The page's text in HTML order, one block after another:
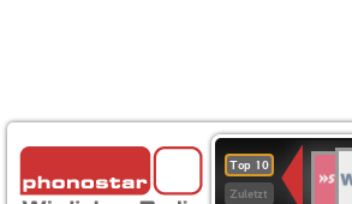
Top 10
Zuletzt
4